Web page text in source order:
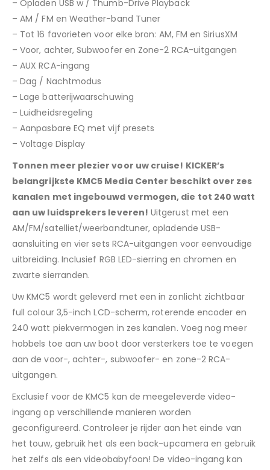
– Opladen USB w / Thumb-Drive Playback
– AM / FM en Weather-band Tuner
– Tot 16 favorieten voor elke bron: AM, FM en SiriusXM
– Voor, achter, Subwoofer en Zone-2 RCA-uitgangen
– AUX RCA-ingang
– Dag / Nachtmodus
– Lage batterijwaarschuwing
– Luidheidsregeling
– Aanpasbare EQ met vijf presets
– Voltage Display
Tonnen meer plezier voor uw cruise! KICKER’s
belangrijkste KMC5 Media Center beschikt over zes
kanalen met ingebouwd vermogen, die tot 240 watt
aan uw luidsprekers leveren! Uitgerust met een
AM/FM/satelliet/weerbandtuner, opladende USB-
aansluiting en vier sets RCA-uitgangen voor eenvoudige
uitbreiding. Inclusief RGB LED-sierring en chromen en
zwarte sierranden.
Uw KMC5 wordt geleverd met een in zonlicht zichtbaar
full colour 3,5-inch LCD-scherm, roterende encoder en
240 watt piekvermogen in zes kanalen. Voeg nog meer
hobbels toe aan uw boot door versterkers toe te voegen
aan de voor-, achter-, subwoofer- en zone-2 RCA-
uitgangen.
Exclusief voor de KMC5 kan de meegeleverde video-
ingang op verschillende manieren worden
geconfigureerd. Controleer je rijder aan het einde van
het touw, gebruik het als een back-upcamera en gebruik
het zelfs als een videobabyfoon! De video-ingang kan